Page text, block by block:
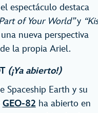
espectáculo destaca
of Your World”y
nueva perspectiva
la propia Ariel.
(¡Ya abierto!)
Spaceship Earth y su
GEO-82 ha abierto en